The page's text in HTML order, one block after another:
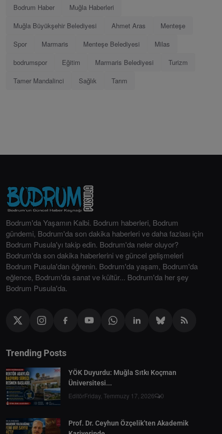
Bodrum Haber
Muğla Haberleri
Muğla Büyükşehir Belediyesi
Ahmet Aras
Menteşe
Spor
Marmaris Menteşe Belediyesi
Milas
bodrumspor
Eğitim Marmaris Belediyesi
Turizm
Tamer Mandalinci
Sağlık Tarım
Bodrum'da Yaşamın Kalbi. Bodrum haberleri, Bodrum
gündemi, Bodrum'da son dakika haberleri ve daha fazlası için
Bodrum Pusula'yı takip edin. Bodrum'da neler oluyor?
Bodrum'da son dakika haberlerini ve güncel gelişmeleri
Bodrum Pusula'dan öğrenin. Bodrum'da yaşam, Bodrum'da
eğlence, Bodrum'da sanat ve kültür... Bodrum'da her şey
Bodrum Pusula'da.
Trending Posts
YÖK Duyurdu: Muğla Sıtkı Koçman
Üniversitesi...
EditörFriday, Temmuzy 17, 2026 0
Prof. Dr. Ceyhun Özçelik’ten Akademik